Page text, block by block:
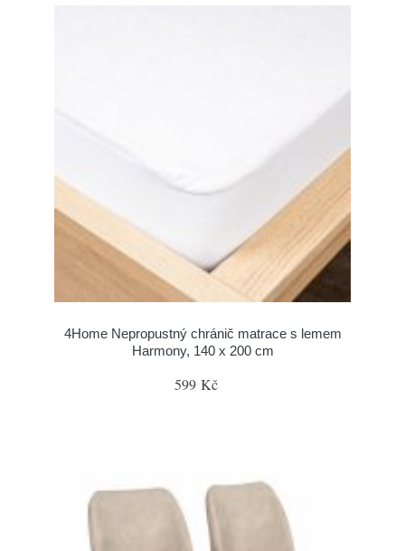
4Home Nepropustný chránič matrace s lemem
Harmony, 140 x 200 cm
599 Kč